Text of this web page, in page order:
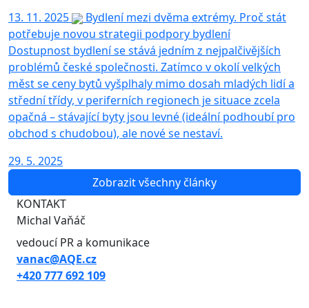
13. 11. 2025
Bydlení mezi dvěma extrémy. Proč stát
potřebuje novou strategii podpory bydlení
Dostupnost bydlení se stává jedním z nejpalčivějších
problémů české společnosti. Zatímco v okolí velkých
měst se ceny bytů vyšplhaly mimo dosah mladých lidí a
střední třídy, v periferních regionech je situace zcela
opačná – stávající byty jsou levné (ideální podhoubí pro
obchod s chudobou), ale nové se nestaví.
29. 5. 2025
Zobrazit všechny články
KONTAKT
Michal Vaňáč
vedoucí PR a komunikace
vanac@AQE.cz
+420 777 692 109